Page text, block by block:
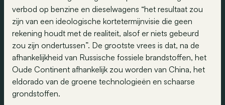
verbod op benzine en dieselwagens “het resultaat zou
zijn van een ideologische kortetermijnvisie die geen
rekening houdt met de realiteit, alsof er niets gebeurd
zou zijn ondertussen”. De grootste vrees is dat, na de
afhankelijkheid van Russische fossiele brandstoffen, het
Oude Continent afhankelijk zou worden van China, het
eldorado van de groene technologieën en schaarse
grondstoffen.